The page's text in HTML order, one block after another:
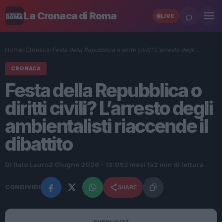
La Cronaca di Roma LIVE ⌕
Home› Cronaca› Festa della Repubblica o diritti civili? L’arresto degli…
CRONACA
Festa della Repubblica o
diritti civili? L’arresto degli
ambientalisti riaccende il
dibattito
Di Italo Lauro2 Giugno 2026 - 13:092 mesi fa2 min di lettura
CONDIVIDI SHARE